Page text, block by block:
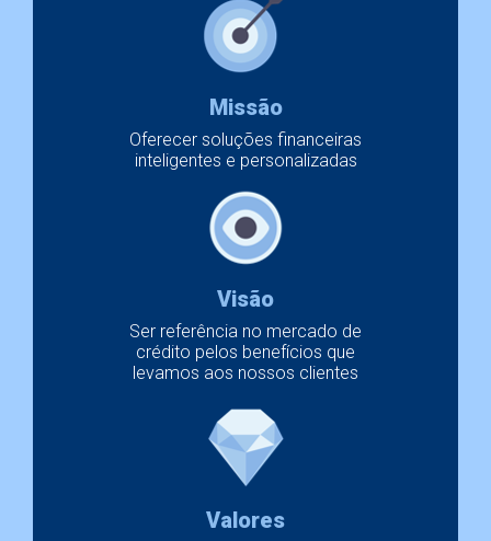
Missão
Oferecer soluções financeiras
inteligentes e personalizadas
Visão
Ser referência no mercado de
crédito pelos benefícios que
levamos aos nossos clientes
Valores